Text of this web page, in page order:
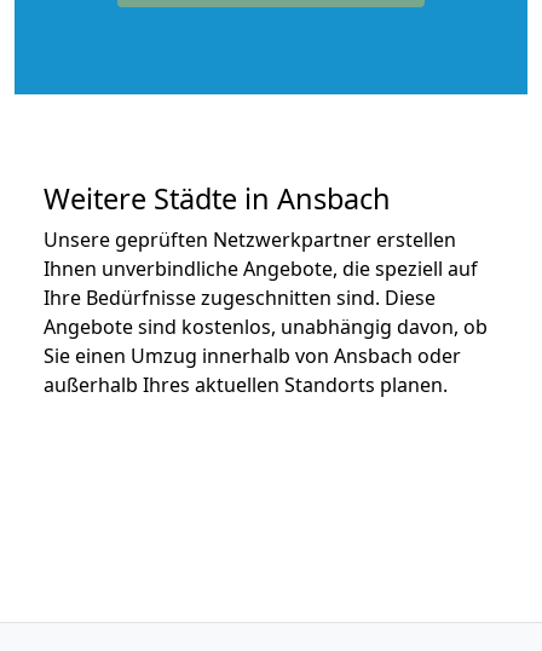
Weitere Städte in Ansbach
Unsere geprüften Netzwerkpartner erstellen
Ihnen unverbindliche Angebote, die speziell auf
Ihre Bedürfnisse zugeschnitten sind. Diese
Angebote sind kostenlos, unabhängig davon, ob
Sie einen Umzug innerhalb von Ansbach oder
außerhalb Ihres aktuellen Standorts planen.